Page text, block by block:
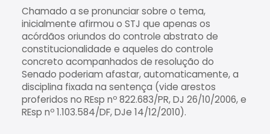
Chamado a se pronunciar sobre o tema,
inicialmente afirmou o STJ que apenas os
acórdãos oriundos do controle abstrato de
constitucionalidade e aqueles do controle
concreto acompanhados de resolução do
Senado poderiam afastar, automaticamente, a
disciplina fixada na sentença (vide arestos
proferidos no REsp nº 822.683/PR, DJ 26/10/2006, e
REsp nº 1.103.584/DF, DJe 14/12/2010).